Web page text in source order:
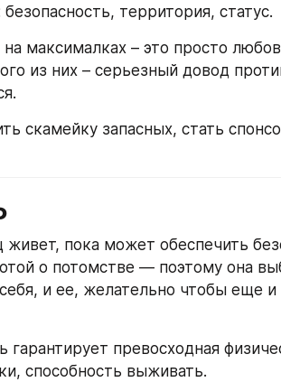
территория, статус.
максималках – это просто
из них – серьезный довод
скамейку запасных, стать
пока может обеспечить
о потомстве — поэтому она
и ее, желательно чтобы еще и
превосходная
способность выживать.